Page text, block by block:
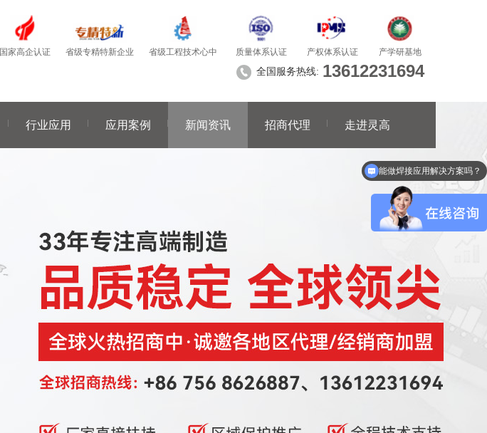
国家高企认证 省级专精特新企业 省级工程技术心中 质量体系认证 产权体系认证 产学研基地
全国服务热线: 13612231694
行业应用 应用案例 新闻资讯 招商代理 走进灵高
你们产品有哪些？